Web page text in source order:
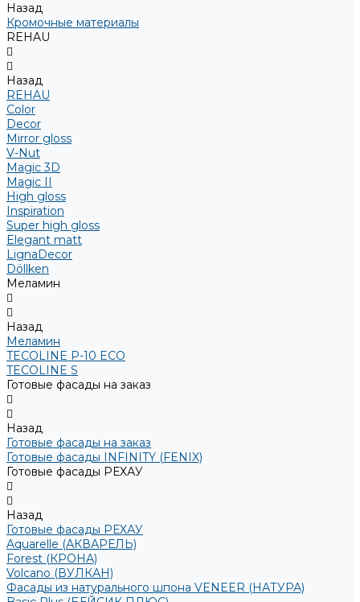
Назад
Кромочные материалы
REHAU
Назад
REHAU
Color
Decor
Mirror gloss
V-Nut
Magic 3D
Magic II
High gloss
Inspiration
Super high gloss
Elegant matt
LignaDecor
Döllken
Меламин
Назад
Меламин
TECOLINE P-10 ECO
TECOLINE S
Готовые фасады на заказ
Назад
Готовые фасады на заказ
Готовые фасады INFINITY (FENIX)
Готовые фасады РЕХАУ
Назад
Готовые фасады РЕХАУ
Aquarelle (АКВАРЕЛЬ)
Forest (КРОНА)
Volcano (ВУЛКАН)
Фасады из натурального шпона VENEER (НАТУРА)